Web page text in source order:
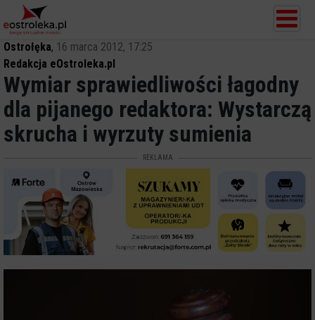
Ostrołęka, 16 marca 2012, 17:25
Redakcja eOstroleka.pl
Wymiar sprawiedliwości łagodny
dla pijanego redaktora: Wystarczą
skrucha i wyrzuty sumienia
REKLAMA